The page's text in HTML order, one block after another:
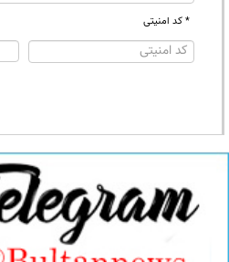
* کد امنیتی